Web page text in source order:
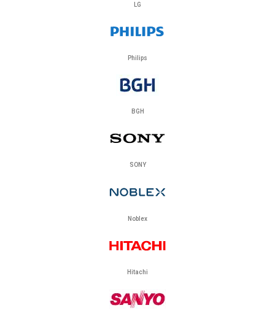
LG
Philips
BGH
SONY
Noblex
Hitachi